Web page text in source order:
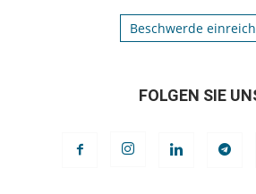
Beschwerde
FOLGEN SIE